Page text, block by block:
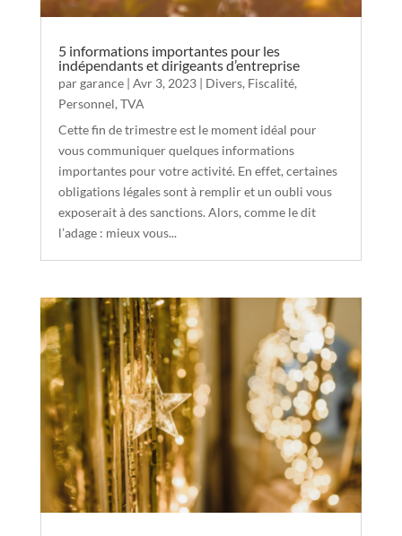
5 informations importantes pour les
indépendants et dirigeants d’entreprise
pargarance| Avr 3, 2023| Divers, Fiscalité,
Personnel, TVA
Cette fin de trimestre est le moment idéal pour
vous communiquer quelques informations
importantes pour votre activité. En effet, certaines
obligations légales sont à remplir et un oubli vous
exposerait à des sanctions. Alors, comme le dit
l’adage : mieux vous...